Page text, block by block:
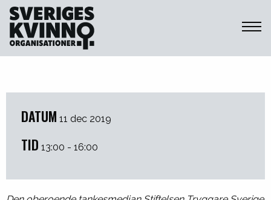
Sveriges Kvinnoorganisationer
DATUM 11 dec 2019
TID 13:00 - 16:00